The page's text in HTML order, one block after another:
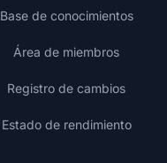
Base de conocimientos
Área de miembros
Registro de cambios
Estado de rendimiento